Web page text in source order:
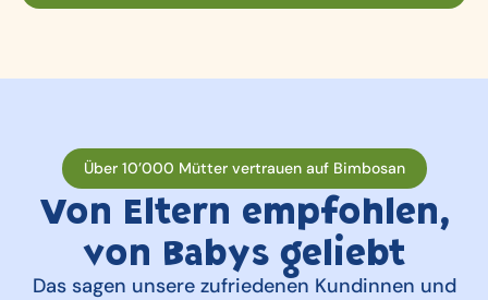
Über 10’000 Mütter vertrauen auf Bimbosan
Von Eltern empfohlen,
von Babys geliebt
Das sagen unsere zufriedenen Kundinnen und